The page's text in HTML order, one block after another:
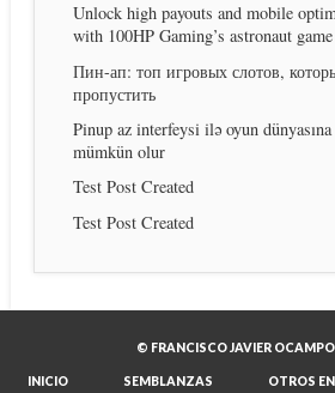
Unlock high payouts and mobile
with 100HP Gaming’s astronaut game
Пин-ап: топ игровых слотов,
пропустить
Pinup az interfeysi ilə oyun dünyasına
mümkün olur
Test Post Created
Test Post Created
© FRANCISCO JAVIER
INICIO SEMBLANZAS OTROS